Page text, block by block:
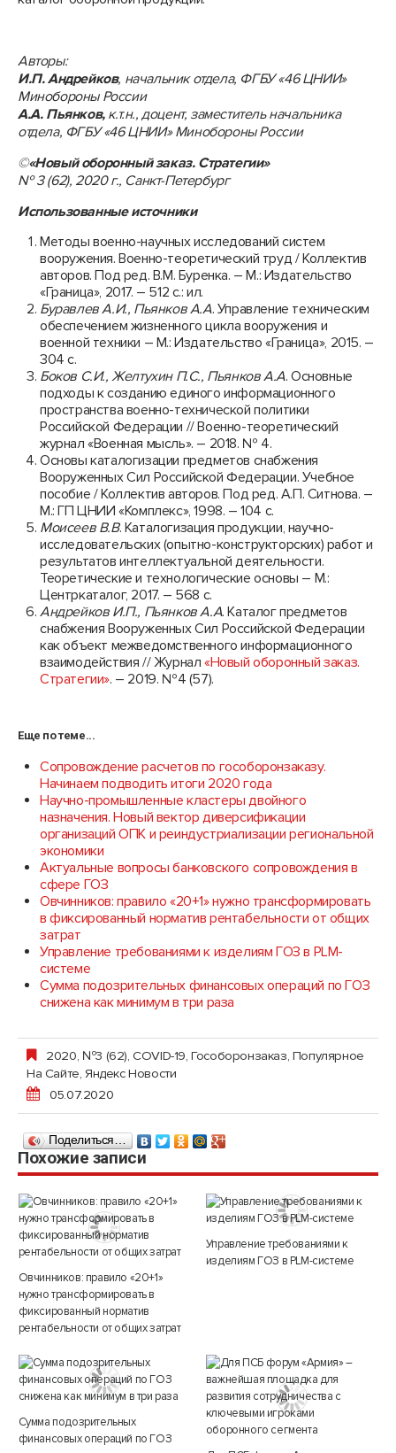
Авторы:
И.П. Андрейков, начальник отдела, ФГБУ «46 ЦНИИ»
Минобороны России
А.А. Пьянков,к.т.н., доцент, заместитель начальника
отдела, ФГБУ «46 ЦНИИ» Минобороны России
©«Новый оборонный заказ. Стратегии»
№ 3 (62), 2020 г., Санкт-Петербург
Использованные источники
Методы военно-научных исследований систем
вооружения. Военно-теоретический труд / Коллектив
авторов. Под ред. В.М. Буренка. – М.: Издательство
«Граница», 2017. – 512 с.: ил.
Буравлев А.И., Пьянков А.А. Управление техническим
обеспечением жизненного цикла вооружения и
военной техники – М.: Издательство «Граница», 2015. –
304 с.
Боков С.И., Желтухин П.С., Пьянков А.А. Основные
подходы к созданию единого информационного
пространства военно-технической политики
Российской Федерации // Военно-теоретический
журнал «Военная мысль». – 2018. № 4.
Основы каталогизации предметов снабжения
Вооруженных Сил Российской Федерации. Учебное
пособие / Коллектив авторов. Под ред. А.П. Ситнова. –
М.: ГП ЦНИИ «Комплекс», 1998. – 104 с.
Моисеев В.В. Каталогизация продукции, научно-
исследовательских (опытно-конструкторских) работ и
результатов интеллектуальной деятельности.
Теоретические и технологические основы – М.:
Центркаталог, 2017. – 568 с.
Андрейков И.П., Пьянков А.А. Каталог предметов
снабжения Вооруженных Сил Российской Федерации
как объект межведомственного информационного
взаимодействия // Журнал«Новый оборонный заказ.
Стратегии». – 2019. №4 (57).
Еще по теме...
Сопровождение расчетов по гособоронзаказу.
Начинаем подводить итоги 2020 года
Научно-промышленные кластеры двойного
назначения. Новый вектор диверсификации
организаций ОПК и реиндустриализации региональной
экономики
Актуальные вопросы банковского сопровождения в
сфере ГОЗ
Овчинников: правило «20+1» нужно трансформировать
в фиксированный норматив рентабельности от общих
затрат
Управление требованиями к изделиям ГОЗ в PLM-
системе
Сумма подозрительных финансовых операций по ГОЗ
снижена как минимум в три раза
2020, №3 (62),COVID-19,Гособоронзаказ, Популярное
На Сайте, Яндекс Новости
05.07.2020
Поделиться…
Похожие записи
Овчинников: правило «20+1»
нужно трансформировать в
фиксированный норматив
рентабельности от общих затрат
Управление требованиями к
изделиям ГОЗ в PLM-системе
Сумма подозрительных
финансовых операций по ГОЗ